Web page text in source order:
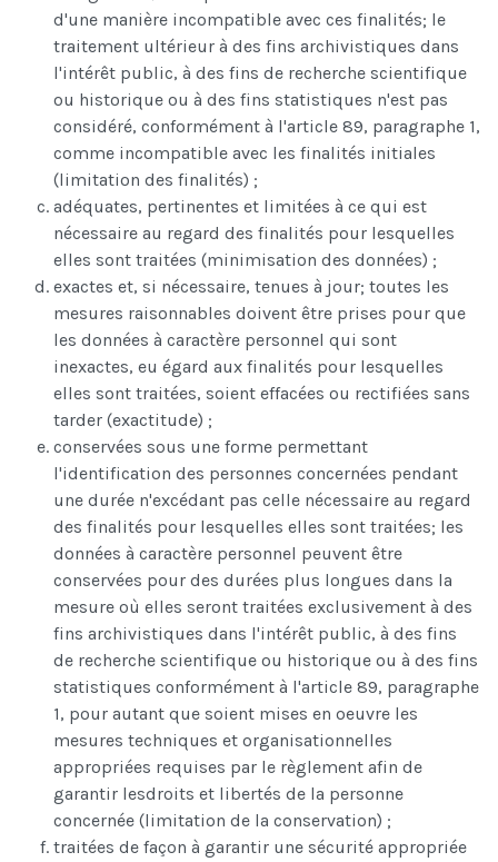
d'une manière incompatible avec ces finalités; le
traitement ultérieur à des fins archivistiques dans
l'intérêt public, à des fins de recherche scientifique
ou historique ou à des fins statistiques n'est pas
considéré, conformément à l'article 89, paragraphe 1,
comme incompatible avec les finalités initiales
(limitation des finalités) ;
adéquates, pertinentes et limitées à ce qui est
nécessaire au regard des finalités pour lesquelles
elles sont traitées (minimisation des données) ;
exactes et, si nécessaire, tenues à jour; toutes les
mesures raisonnables doivent être prises pour que
les données à caractère personnel qui sont
inexactes, eu égard aux finalités pour lesquelles
elles sont traitées, soient effacées ou rectifiées sans
tarder (exactitude) ;
conservées sous une forme permettant
l'identification des personnes concernées pendant
une durée n'excédant pas celle nécessaire au regard
des finalités pour lesquelles elles sont traitées; les
données à caractère personnel peuvent être
conservées pour des durées plus longues dans la
mesure où elles seront traitées exclusivement à des
fins archivistiques dans l'intérêt public, à des fins
de recherche scientifique ou historique ou à des fins
statistiques conformément à l'article 89, paragraphe
1, pour autant que soient mises en oeuvre les
mesures techniques et organisationnelles
appropriées requises par le règlement afin de
garantir lesdroits et libertés de la personne
concernée (limitation de la conservation) ;
traitées de façon à garantir une sécurité appropriée